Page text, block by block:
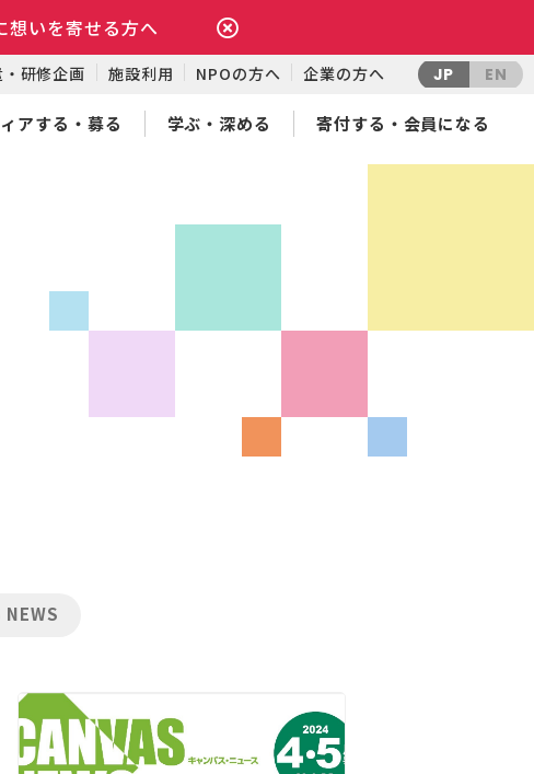
想いを寄せる方へ
研修企画 施設利用 NPOの方へ 企業の方へ JP EN
アする・募る 学ぶ・深める 寄付する・会員になる
NEWS